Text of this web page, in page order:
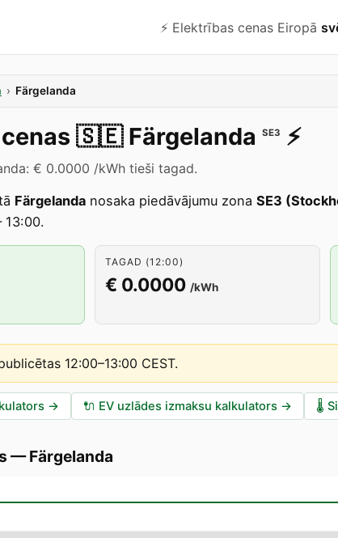
⚡️ Elektrības cenas Eiropā
› Färgelanda
🇸🇪 Färgelanda SE3 ⚡️
€ 0.0000 /kWh tieši tagad.
Färgelanda nosaka piedāvājumu zona SE3
TAGAD (12:00)
€ 0.0000 /kWh
12:00–13:00 CEST.
→ 🔌 EV uzlādes izmaksu kalkulators → 🌡️
—Färgelanda